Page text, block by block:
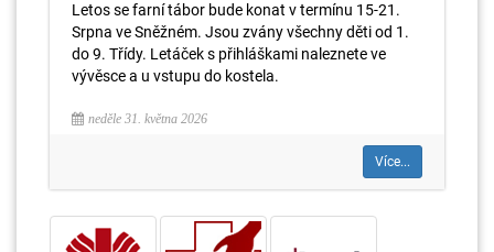
Letos se farní tábor bude konat v termínu 15-21.
Srpna ve Sněžném. Jsou zvány všechny děti od 1.
do 9. Třídy. Letáček s přihláškami naleznete ve
vývěsce a u vstupu do kostela.
neděle 31. května 2026
Více...